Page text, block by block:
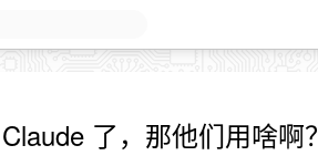
了，那他们用啥啊？